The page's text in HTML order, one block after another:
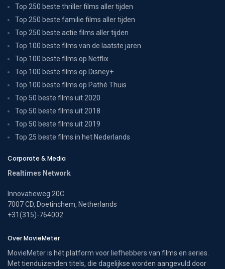
Top 250 beste thriller films aller tijden
Top 250 beste familie films aller tijden
Top 250 beste actie films aller tijden
Top 100 beste films van de laatste jaren
Top 100 beste films op Netflix
Top 100 beste films op Disney+
Top 100 beste films op Pathé Thuis
Top 50 beste films uit 2020
Top 50 beste films uit 2018
Top 50 beste films uit 2019
Top 25 beste films in het Nederlands
Corporate & Media
Realtimes Network
Innovatieweg 20C
7007 CD, Doetinchem, Netherlands
+31(315)-764002
Over MovieMeter
MovieMeter is hét platform voor liefhebbers van films en series.
Met tienduizenden titels, die dagelijkse worden aangevuld door